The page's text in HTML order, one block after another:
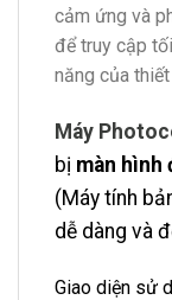
cảm ứng và
để truy cập
năng của thiết
Máy
bị màn hình
(Máy tính
dễ dàng và
Giao diện sử